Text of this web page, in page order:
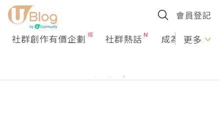
會員登記
社群創作有價企劃 社群熱話 成為U更多